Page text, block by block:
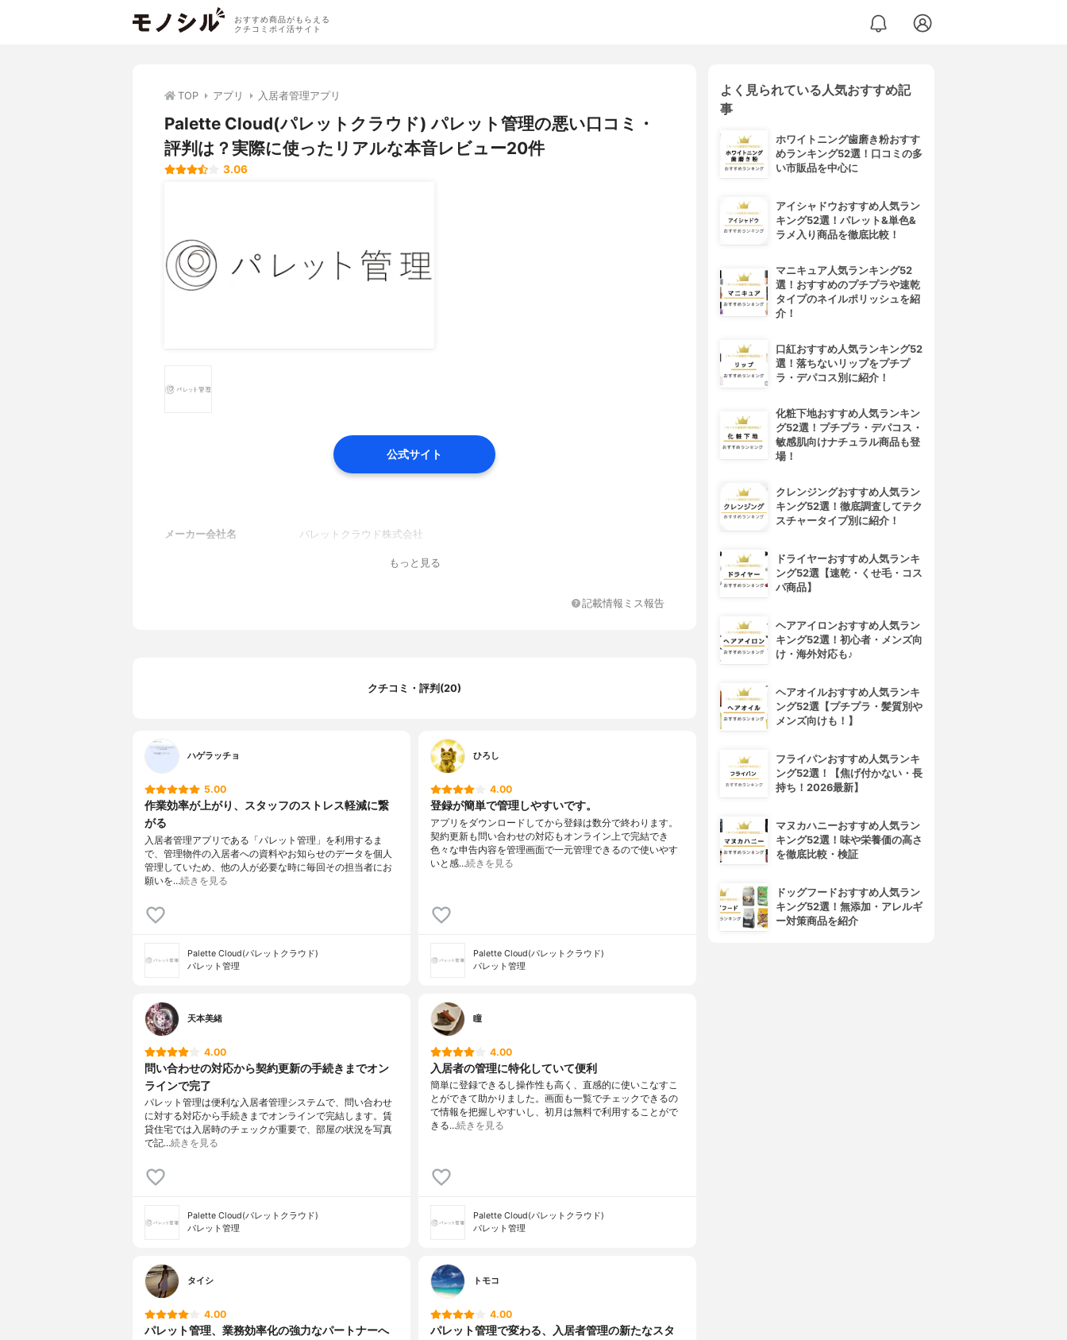
おすすめ商品がもらえる
クチコミポイ活サイト
TOP アプリ 入居者管理アプリ
Palette Cloud(パレットクラウド) パレット管理の悪い口コミ・
評判は？実際に使ったリアルな本音レビュー20件
3.06
公式サイト
メーカー会社名 パレットクラウド株式会社
もっと見る
記載情報ミス報告
クチコミ・評判(20)
ハゲラッチョ
5.00
作業効率が上がり、スタッフのストレス軽減に繋
がる
入居者管理アプリである「パレット管理」を利用するま
で、管理物件の入居者への資料やお知らせのデータを個人
管理していため、他の人が必要な時に毎回その担当者にお
願いを…続きを見る
Palette Cloud(パレットクラウド)
パレット管理
ひろし
4.00
登録が簡単で管理しやすいです。
アプリをダウンロードしてから登録は数分で終わります。
契約更新も問い合わせの対応もオンライン上で完結でき
色々な申告内容を管理画面で一元管理できるので使いやす
いと感…続きを見る
Palette Cloud(パレットクラウド)
パレット管理
天本美緒
4.00
問い合わせの対応から契約更新の手続きまでオン
ラインで完了
パレット管理は便利な入居者管理システムで、問い合わせ
に対する対応から手続きまでオンラインで完結します。賃
貸住宅では入居時のチェックが重要で、部屋の状況を写真
で記…続きを見る
Palette Cloud(パレットクラウド)
パレット管理
瞳
4.00
入居者の管理に特化していて便利
簡単に登録できるし操作性も高く、直感的に使いこなすこ
とができて助かりました。画面も一覧でチェックできるの
で情報を把握しやすいし、初月は無料で利用することがで
きる…続きを見る
Palette Cloud(パレットクラウド)
パレット管理
タイシ
4.00
パレット管理、業務効率化の強力なパートナーへ
トモコ
4.00
パレット管理で変わる、入居者管理の新たなスタ
よく見られている人気おすすめ記
事
ホワイトニング歯磨き粉おすす
めランキング52選！口コミの多
い市販品を中心に
アイシャドウおすすめ人気ラン
キング52選！パレット&単色&
ラメ入り商品を徹底比較！
マニキュア人気ランキング52
選！おすすめのプチプラや速乾
タイプのネイルポリッシュを紹
介！
口紅おすすめ人気ランキング52
選！落ちないリップをプチプ
ラ・デパコス別に紹介！
化粧下地おすすめ人気ランキン
グ52選！プチプラ・デパコス・
敏感肌向けナチュラル商品も登
場！
クレンジングおすすめ人気ラン
キング52選！徹底調査してテク
スチャータイプ別に紹介！
ドライヤーおすすめ人気ランキ
ング52選【速乾・くせ毛・コス
パ商品】
ヘアアイロンおすすめ人気ラン
キング52選！初心者・メンズ向
け・海外対応も♪
ヘアオイルおすすめ人気ランキ
ング52選【プチプラ・髪質別や
メンズ向けも！】
フライパンおすすめ人気ランキ
ング52選！【焦げ付かない・長
持ち！2026最新】
マヌカハニーおすすめ人気ラン
キング52選！味や栄養価の高さ
を徹底比較・検証
ドッグフードおすすめ人気ラン
キング52選！無添加・アレルギ
ー対策商品を紹介